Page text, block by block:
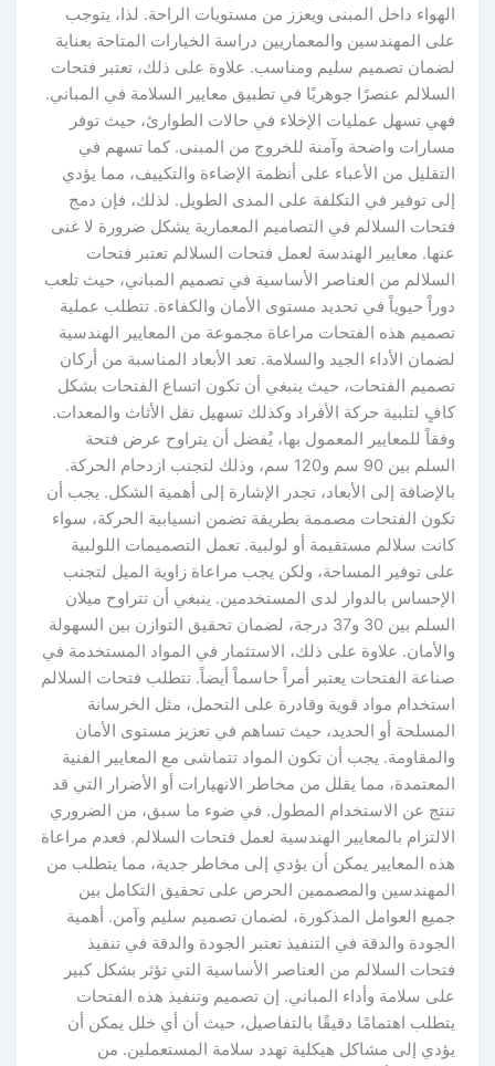
داخل المبنى ويعزز من مستويات الراحة. لذا، يتوجب
المهندسين والمعماريين دراسة الخيارات المتاحة بعناية
تصميم سليم ومناسب. علاوة على ذلك، تعتبر فتحات
عنصرًا جوهريًا في تطبيق معايير السلامة في المباني.
تسهل عمليات الإخلاء في حالات الطوارئ، حيث توفر
واضحة وآمنة للخروج من المبنى. كما تسهم في
من الأعباء على أنظمة الإضاءة والتكييف، مما يؤدي
توفير في التكلفة على المدى الطويل. لذلك، فإن دمج
السلالم في التصاميم المعمارية يشكل ضرورة لا غنى
معايير الهندسة لعمل فتحات السلالم تعتبر فتحات
من العناصر الأساسية في تصميم المباني، حيث تلعب
حيوياً في تحديد مستوى الأمان والكفاءة. تتطلب عملية
هذه الفتحات مراعاة مجموعة من المعايير الهندسية
الأداء الجيد والسلامة. تعد الأبعاد المناسبة من أركان
الفتحات، حيث ينبغي أن تكون اتساع الفتحات بشكل
لتلبية حركة الأفراد وكذلك تسهيل نقل الأثاث والمعدات.
للمعايير المعمول بها، يُفضل أن يتراوح عرض فتحة
السلم بين 90 سم و120 سم، وذلك لتجنب ازدحام الحركة.
إلى الأبعاد، تجدر الإشارة إلى أهمية الشكل. يجب أن
الفتحات مصممة بطريقة تضمن انسيابية الحركة، سواء
سلالم مستقيمة أو لولبية. تعمل التصميمات اللولبية
توفير المساحة، ولكن يجب مراعاة زاوية الميل لتجنب
بالدوار لدى المستخدمين. ينبغي أن تتراوح ميلان
السلم بين 30 و37 درجة، لضمان تحقيق التوازن بين السهولة
علاوة على ذلك، الاستثمار في المواد المستخدمة في
الفتحات يعتبر أمراً حاسماً أيضاً. تتطلب فتحات السلالم
مواد قوية وقادرة على التحمل، مثل الخرسانة
أو الحديد، حيث تساهم في تعزيز مستوى الأمان
يجب أن تكون المواد تتماشى مع المعايير الفنية
مما يقلل من مخاطر الانهيارات أو الأضرار التي قد
عن الاستخدام المطول. في ضوء ما سبق، من الضروري
بالمعايير الهندسية لعمل فتحات السلالم. فعدم مراعاة
المعايير يمكن أن يؤدي إلى مخاطر جدية، مما يتطلب من
والمصممين الحرص على تحقيق التكامل بين
العوامل المذكورة، لضمان تصميم سليم وآمن. أهمية
والدقة في التنفيذ تعتبر الجودة والدقة في تنفيذ
السلالم من العناصر الأساسية التي تؤثر بشكل كبير
سلامة وأداء المباني. إن تصميم وتنفيذ هذه الفتحات
اهتمامًا دقيقًا بالتفاصيل، حيث أن أي خلل يمكن أن
إلى مشاكل هيكلية تهدد سلامة المستعملين. من